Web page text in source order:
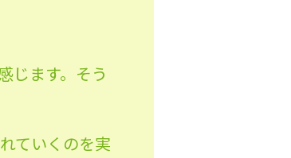
じます。そう
ていくのを実